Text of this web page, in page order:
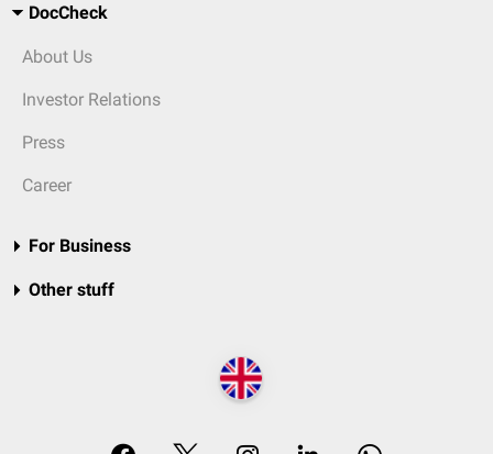
DocCheck
About Us
Investor Relations
Press
Career
For Business
Other stuff